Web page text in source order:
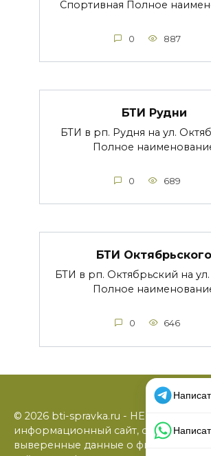
Спортивная Полное
0 887
БТИ Рудни
БТИ в рп. Рудня на ул.
Полное
0 689
БТИ Октябрьского
БТИ в рп. Октябрьский на
Полное
0 646
© 2026 bti-spravka.ru -
информационный сайт,
выверенные данные о филиалах